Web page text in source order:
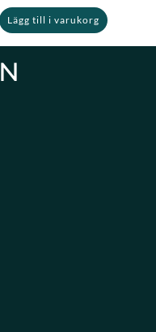
Lägg till i varukorg